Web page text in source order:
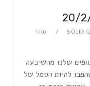
SOLID
סגור
שלנו מהשיבעה
להיות הסמל של